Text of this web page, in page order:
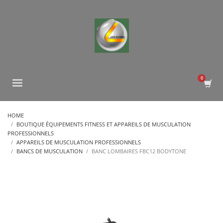
HOME
BOUTIQUE ÉQUIPEMENTS FITNESS ET APPAREILS DE MUSCULATION
PROFESSIONNELS
APPAREILS DE MUSCULATION PROFESSIONNELS
BANCS DE MUSCULATION
BANC LOMBAIRES FBC12 BODYTONE